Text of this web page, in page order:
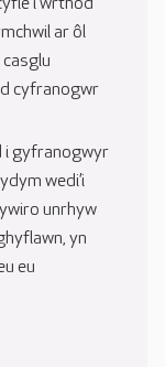
ar ôl
cyfranogwr
i gyfranogwyr
wedi’i
unrhyw
yn
eu